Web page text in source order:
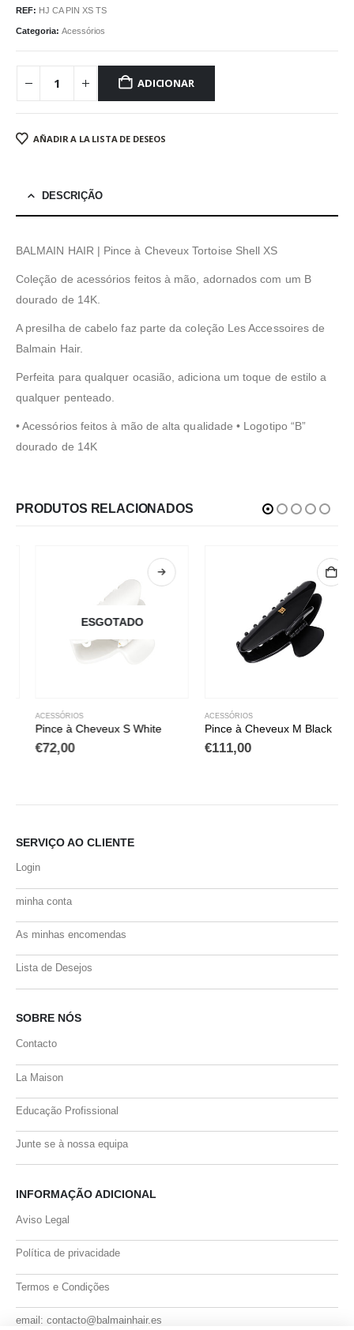
REF: HJ CA PIN XS TS
Categoria: Acessórios
ADICIONAR
AÑADIR A LA LISTA DE DESEOS
DESCRIÇÃO
BALMAIN HAIR | Pince à Cheveux Tortoise Shell XS
Coleção de acessórios feitos à mão, adornados com um B
dourado de 14K.
A presilha de cabelo faz parte da coleção Les Accessoires de
Balmain Hair.
Perfeita para qualquer ocasião, adiciona um toque de estilo a
qualquer penteado.
• Acessórios feitos à mão de alta qualidade • Logotipo “B”
dourado de 14K
PRODUTOS RELACIONADOS
ESGOTADO
ACESSÓRIOS
Pince à Cheveux S White
72,00
ACESSÓRIOS
Pince à Cheveux M Black
111,00
SERVIÇO AO CLIENTE
Login
minha conta
As minhas encomendas
Lista de Desejos
SOBRE NÓS
Contacto
La Maison
Educação Profissional
Junte se à nossa equipa
INFORMAÇÃO ADICIONAL
Aviso Legal
Política de privacidade
Termos e Condições
email: contacto@balmainhair.es